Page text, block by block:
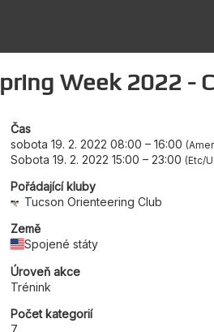
Week 2022 -
Čas
sobota 19. 2. 2022 08:00 – 16:00
Sobota 19. 2. 2022 15:00 – 23:00 Etc/
Pořádající kluby
Tucson Orienteering Club
Země
Spojené státy
Úroveň akce
Trénink
Počet kategorií
7